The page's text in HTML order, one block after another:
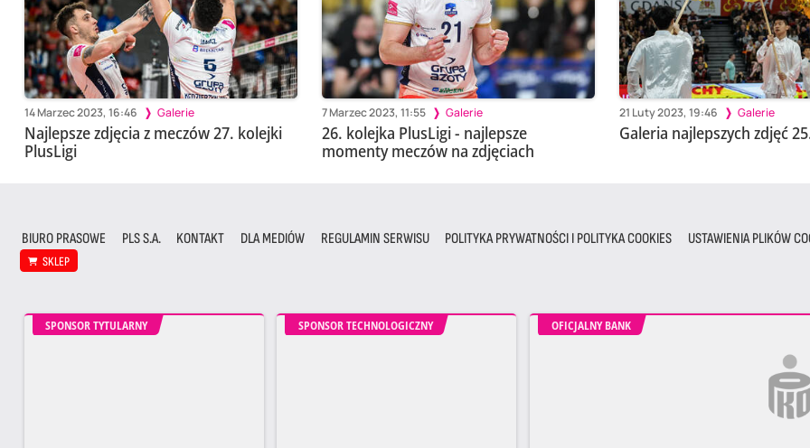
14 Marzec 2023, 16:46 Galerie
Najlepsze zdjęcia z meczów 27. kolejki
PlusLigi
7 Marzec 2023, 11:55 Galerie
26. kolejka PlusLigi - najlepsze
momenty meczów na zdjęciach
21 Luty 2023, 19:46 Galerie
Galeria najlepszych zdjęć
BIURO PRASOWE PLS S.A. KONTAKT DLA MEDIÓW REGULAMIN SERWISU POLITYKA PRYWATNOŚCI I POLITYKA COOKIES USTAWIENIA PLIKÓW
SKLEP
SPONSOR TYTULARNY SPONSOR TECHNOLOGICZNY OFICJALNY BANK